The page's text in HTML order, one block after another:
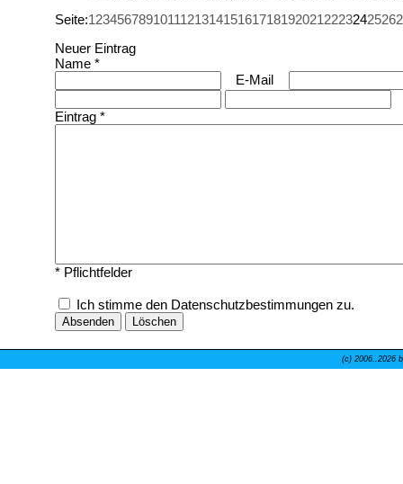
Seite:1234567891011121314151617181920212223242526
Neuer Eintrag
Name *
E-Mail
Eintrag *
* Pflichtfelder
Ich stimme den Datenschutzbestimmungen zu.
(c) 2006..2026